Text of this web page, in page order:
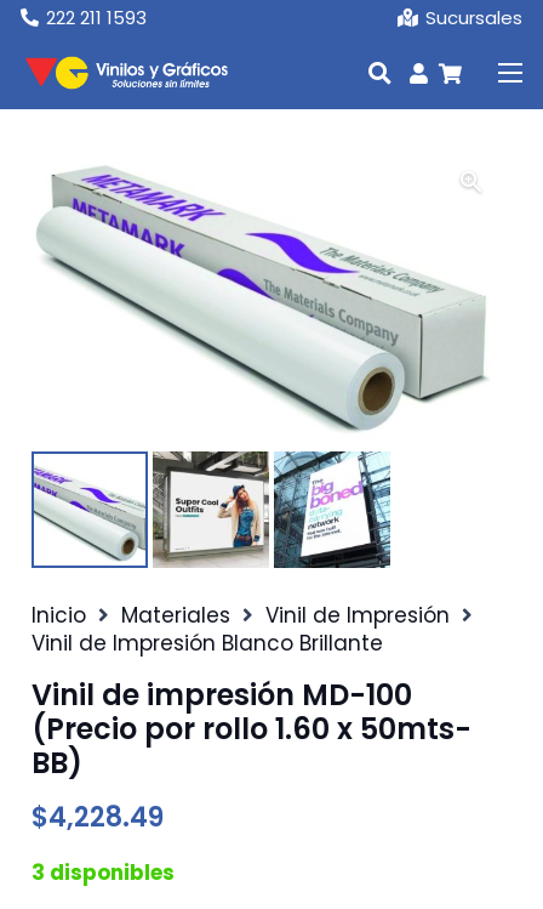
222 211 1593 Sucursales
Inicio Materiales
Vinil de Impresión
Vinil de Impresión Blanco Brillante
Vinil de impresión MD-100
(Precio por rollo 1.60 x 50mts-
BB)
$4,228.49
3 disponibles